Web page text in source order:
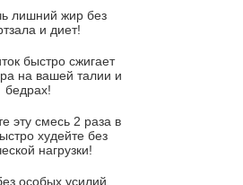
цветной капусты
луковый суп
с моцареллой
суп с кростини с
зеленым луком и
лишний жир без
и диет!
быстро сжигает
на вашей талии и
бедрах!
эту смесь 2 раза в
худейте без
нагрузки!
особых усилий,